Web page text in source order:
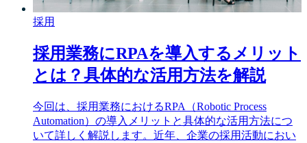
採用
採用業務にRPAを導入するメリット
とは？具体的な活用方法を解説
今回は、採用業務におけるRPA（Robotic Process
Automation）の導入メリットと具体的な活用方法につ
いて詳しく解説します。近年、企業の採用活動におい